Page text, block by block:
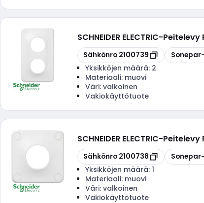
SCHNEIDER ELECTRIC-Peitelevy
Kopioi
Sähkönro 2100739 Kopioi
Yksikköjen määrä: 2
Materiaali: muovi
Väri: valkoinen
Vakiokäyttötuote
SCHNEIDER ELECTRIC-Peitelevy
Kopioi
Sähkönro 2100738 Kopioi
Yksikköjen määrä: 1
Materiaali: muovi
Väri: valkoinen
Vakiokäyttötuote